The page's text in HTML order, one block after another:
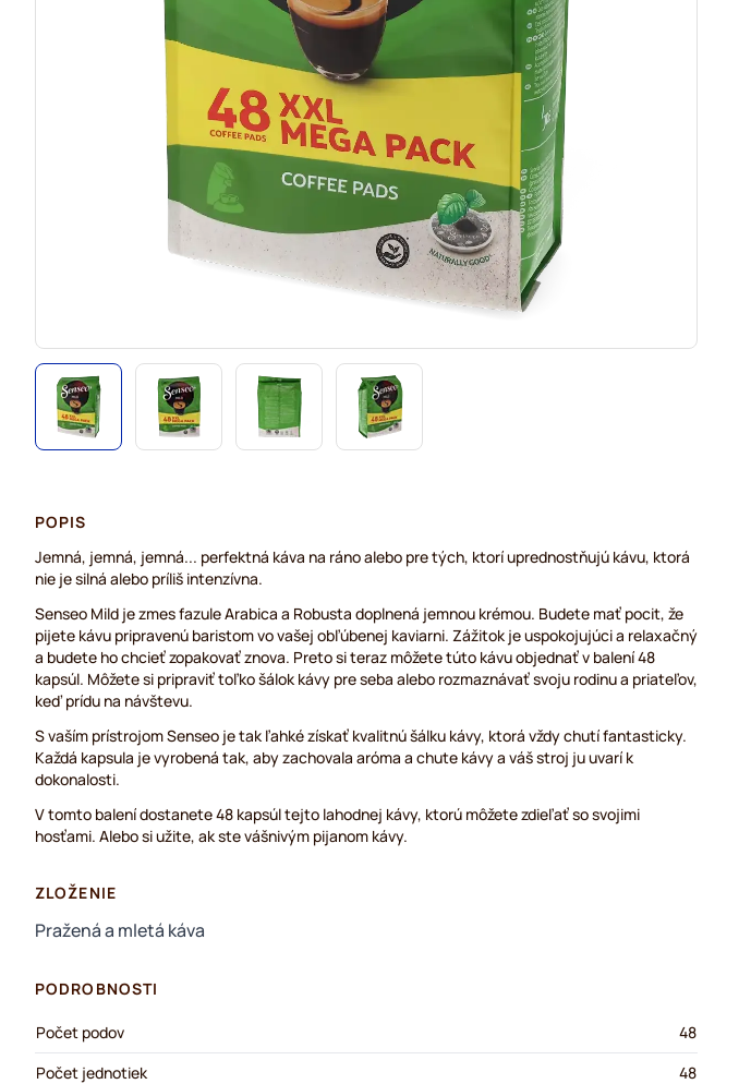
POPIS
Jemná, jemná, jemná... perfektná káva na ráno alebo pre tých, ktorí uprednostňujú kávu, ktorá
nie je silná alebo príliš intenzívna.
Senseo Mild je zmes fazule Arabica a Robusta doplnená jemnou krémou. Budete mať pocit, že
pijete kávu pripravenú baristom vo vašej obľúbenej kaviarni. Zážitok je uspokojujúci a relaxačný
a budete ho chcieť zopakovať znova. Preto si teraz môžete túto kávu objednať v balení 48
kapsúl. Môžete si pripraviť toľko šálok kávy pre seba alebo rozmaznávať svoju rodinu a priateľov,
keď prídu na návštevu.
S vaším prístrojom Senseo je tak ľahké získať kvalitnú šálku kávy, ktorá vždy chutí fantasticky.
Každá kapsula je vyrobená tak, aby zachovala aróma a chute kávy a váš stroj ju uvarí k
dokonalosti.
V tomto balení dostanete 48 kapsúl tejto lahodnej kávy, ktorú môžete zdieľať so svojimi
hosťami. Alebo si užite, ak ste vášnivým pijanom kávy.
ZLOŽENIE
Pražená a mletá káva
PODROBNOSTI
Počet podov
48
Počet jednotiek
48